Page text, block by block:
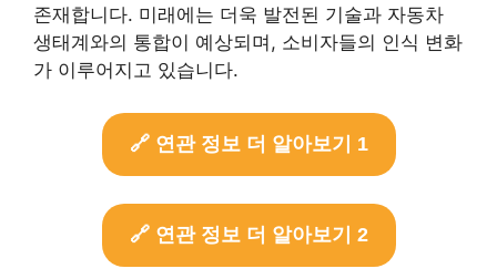
존재합니다. 미래에는 더욱 발전된 기술과 자동차
생태계와의 통합이 예상되며, 소비자들의 인식 변화
가 이루어지고 있습니다.
🔗 연관 정보 더 알아보기 1
🔗 연관 정보 더 알아보기 2